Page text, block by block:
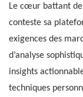
Le cœur battant de
conteste sa
exigences des
d’analyse
insights
techniques